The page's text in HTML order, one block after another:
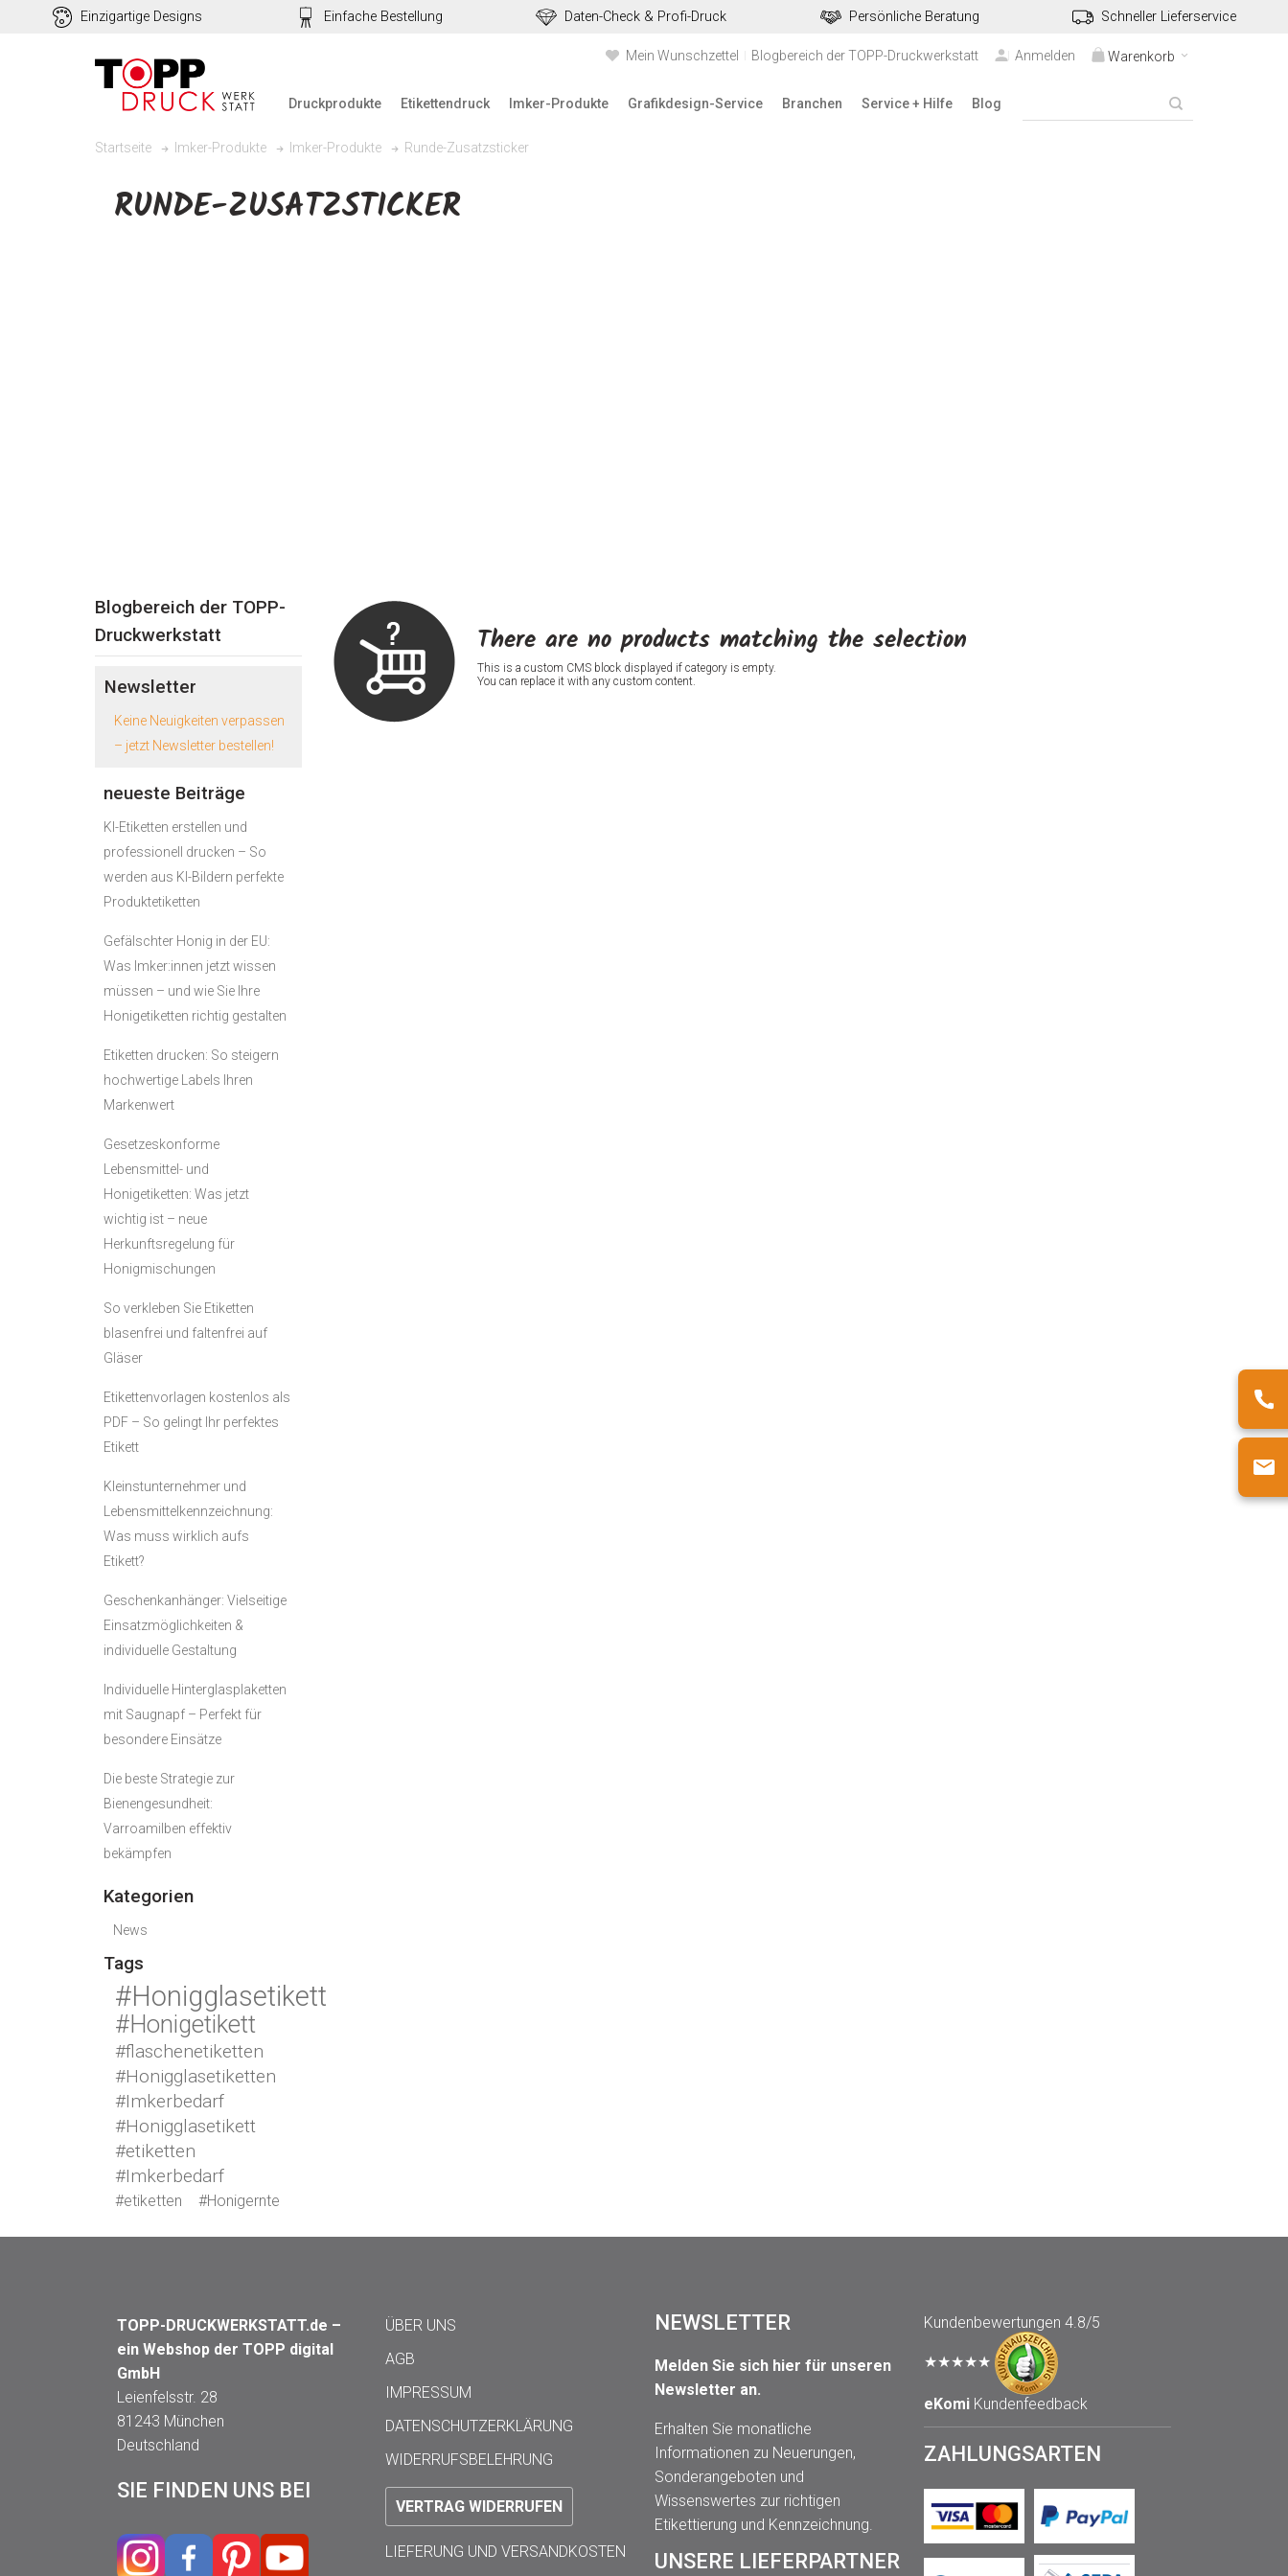
Einzigartige Designs Einfache Bestellung Daten-Check & Profi-Druck Persönliche Beratung Schneller Lieferservice
Warenkorb
Mein Wunschzettel Blogbereich der TOPP-Druckwerkstatt Anmelden
Druckprodukte Etikettendruck Imker-Produkte Grafikdesign-Service Branchen Service + Hilfe Blog
Startseite Imker-Produkte Imker-Produkte Runde-Zusatzsticker
RUNDE-ZUSATZSTICKER
There are no products matching the selection
This is a custom CMS block displayed if category is empty.
You can replace it with any custom content.
Blogbereich der TOPP-
Druckwerkstatt
Newsletter
Keine Neuigkeiten verpassen
– jetzt Newsletter bestellen!
neueste Beiträge
KI-Etiketten erstellen und
professionell drucken – So
werden aus KI-Bildern perfekte
Produktetiketten
Gefälschter Honig in der EU:
Was Imker:innen jetzt wissen
müssen – und wie Sie Ihre
Honigetiketten richtig gestalten
Etiketten drucken: So steigern
hochwertige Labels Ihren
Markenwert
Gesetzeskonforme
Lebensmittel- und
Honigetiketten: Was jetzt
wichtig ist – neue
Herkunftsregelung für
Honigmischungen
So verkleben Sie Etiketten
blasenfrei und faltenfrei auf
Gläser
Etikettenvorlagen kostenlos als
PDF – So gelingt Ihr perfektes
Etikett
Kleinstunternehmer und
Lebensmittelkennzeichnung:
Was muss wirklich aufs
Etikett?
Geschenkanhänger: Vielseitige
Einsatzmöglichkeiten &
individuelle Gestaltung
Individuelle Hinterglasplaketten
mit Saugnapf – Perfekt für
besondere Einsätze
Die beste Strategie zur
Bienengesundheit:
Varroamilben effektiv
bekämpfen
Kategorien
News
Tags
#Honigglasetikett
#Honigetikett
#flaschenetiketten
#Honigglasetiketten
#Imkerbedarf
#Honigglasetikett
#etiketten
#Imkerbedarf
#etiketten #Honigernte
TOPP-DRUCKWERKSTATT.de –
ein Webshop der TOPP digital
GmbH
Leienfelsstr. 28
81243 München
Deutschland
SIE FINDEN UNS BEI
ÜBER UNS
AGB
IMPRESSUM
DATENSCHUTZERKLÄRUNG
WIDERRUFSBELEHRUNG
VERTRAG WIDERRUFEN
LIEFERUNG UND VERSANDKOSTEN
NEWSLETTER
Melden Sie sich hier für unseren
Newsletter an.
Erhalten Sie monatliche
Informationen zu Neuerungen,
Sonderangeboten und
Wissenswertes zur richtigen
Etikettierung und Kennzeichnung.
UNSERE LIEFERPARTNER
Kundenbewertungen 4.8/5
★★★★★
eKomiKundenfeedback
ZAHLUNGSARTEN